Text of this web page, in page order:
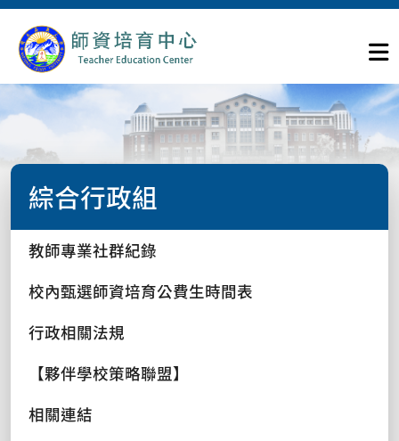
綜合行政組
教師專業社群紀錄
校內甄選師資培育公費生時間表
行政相關法規
【夥伴學校策略聯盟】
相關連結